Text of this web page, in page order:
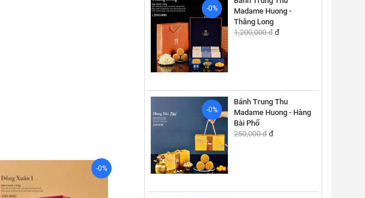
-0%
-0%
Madame Huong -
Thăng Long
1,200,000 đ đ
-0%
Bánh Trung Thu
Madame Huong - Hàng
Bài Phố
250,000 đ đ